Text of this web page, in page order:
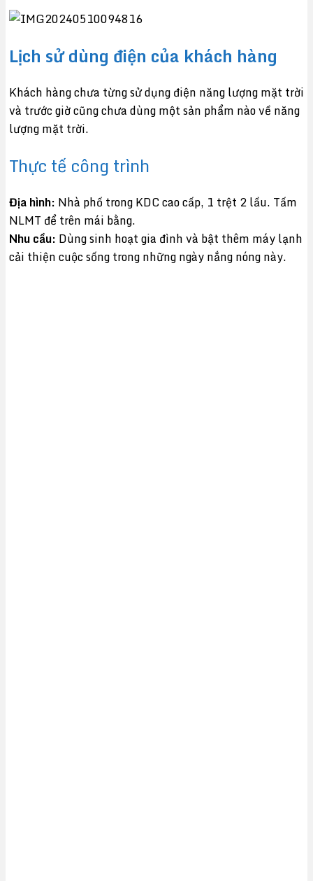
Lịch sử dùng điện của khách hàng
Khách hàng chưa từng sử dụng điện năng lượng mặt trời
và trước giờ cũng chưa dùng một sản phẩm nào về năng
lượng mặt trời.
Thực tế công trình
Địa hình: Nhà phố trong KDC cao cấp, 1 trệt 2 lầu. Tấm
NLMT để trên mái bằng.
Nhu cầu: Dùng sinh hoạt gia đình và bật thêm máy lạnh
cải thiện cuộc sống trong những ngày nắng nóng này.